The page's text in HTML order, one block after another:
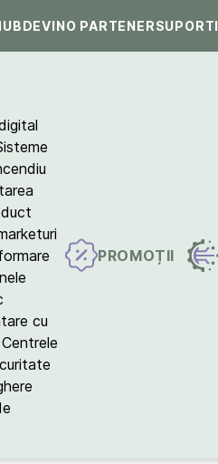
DEVINO PARTENERSUPORT
cu
Centrele
PROMOȚII